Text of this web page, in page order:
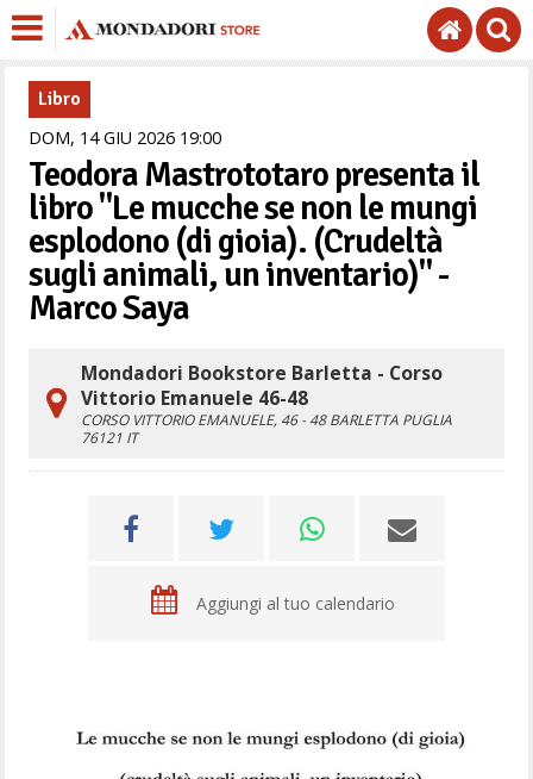
Libro
DOM, 14 GIU 2026 1900
Teodora Mastrototaro presenta il
libro "Le mucche se non le mungi
esplodono (di gioia). (Crudeltà
sugli animali, un inventario)" -
Marco Saya
Mondadori Bookstore Barletta - Corso
Vittorio Emanuele 46-48
CORSO VITTORIO EMANUELE, 46 - 48BARLETTA PUGLIA
76121 IT
Aggiungi al tuo calendario